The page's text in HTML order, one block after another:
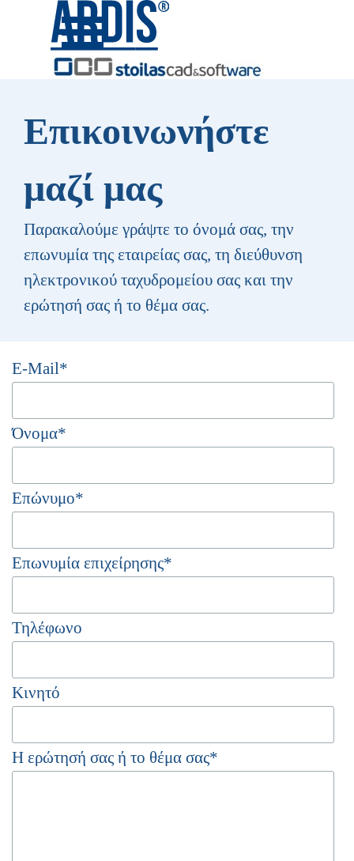
Μετάβαση στο περιεχόμενοΠαράλειψη μενού
Επικοινωνήστε
μαζί μας
Παρακαλούμε γράψτε το όνομά σας, την
επωνυμία της εταιρείας σας, τη διεύθυνση
ηλεκτρονικού ταχυδρομείου σας και την
ερώτησή σας ή το θέμα σας.
E-Mail*
Όνομα*
Επώνυμο*
Επωνυμία επιχείρησης*
Τηλέφωνο
Κινητό
Η ερώτησή σας ή το θέμα σας*